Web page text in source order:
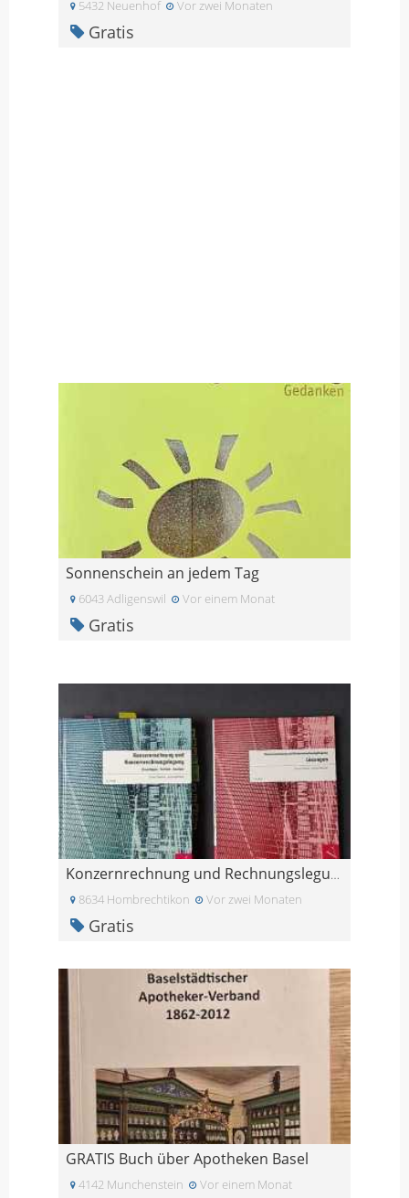
5432 Neuenhof Vor zwei Monaten
Gratis
Sonnenschein an jedem Tag
6043 Adligenswil Vor einem Monat
Gratis
Konzernrechnung und Rechnungslegung inkl. Lösungen
8634 Hombrechtikon Vor zwei Monaten
Gratis
GRATIS Buch über Apotheken Basel
4142 Munchenstein Vor einem Monat